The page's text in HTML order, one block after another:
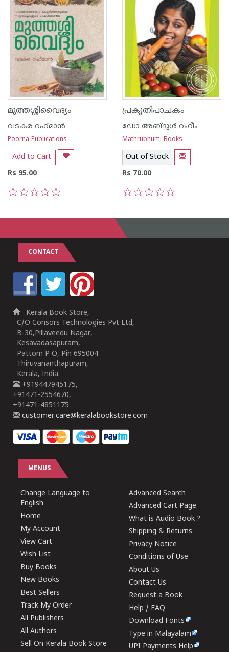
മുത്തശ്ശിവൈദ്യം
വടകര റഹ്‌മാന്‍
Poorna Publications
Add to Cart
Rs 95.00
പ്രകൃതിപാചകം
ഡോ അബ്ദുള്‍ റഹീം
Mathrubhumi Books
Out of Stock
Rs 70.00
CONTACT
Kerala Book Store,
C/O Consors Technologies Pvt Ltd,
B-30,Pillaveedu Nagar,
Kesavadasapuram,
Pattom P O, Pin 695004
Thiruvananthapuram,
Kerala, India.
+919447945175,
+91471-2554670,
+91471-4851175
customer.care@keralabookstore.com
MENUS
Change Language to
English
Home
My Account
View Cart
Wish List
Buy Books
New Books
Best Sellers
Track My Order
All Publishers
All Authors
Sell On Kerala Book Store
Advanced Search
Advanced Cart Page
What is Audio Book ?
Shipping & Returns
Privacy Notice
Conditions of Use
About Us
Contact Us
Request a Book
Help / FAQ
Download Fonts
Type in Malayalam
UPI Payments Help